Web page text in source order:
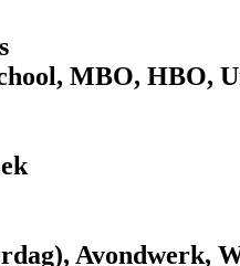
MBO, HBO,
Avondwerk,